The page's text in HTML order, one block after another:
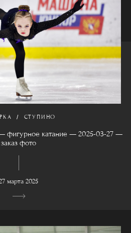
СТУПИНО
фигурное катание — 2025-03-27 —
заказ фото
марта 2025